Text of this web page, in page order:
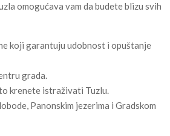
omogućava vam da budete blizu svih
koji garantuju udobnost i opuštanje
grada.
krenete istraživati Tuzlu.
Panonskim jezerima i Gradskom